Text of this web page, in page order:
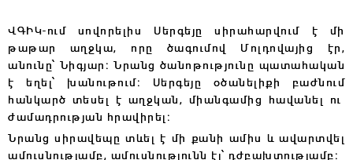
ՎԳԻԿ-ում սովորելիս Սերգեյը սիրահարվում է մի
թաթար աղջկա, որը ծագումով Մոլդովայից էր,
անունը՝ Նիգյար։ Նրանց ծանոթությունը պատահական
է եղել՝ խանութում։ Սերգեյը օծանելիքի բաժնում
հանկարծ տեսել է աղջկան, միանգամից հավանել ու
ժամադրության հրավիրել։
Նրանց սիրավեպը տևել է մի քանի ամիս և ավարտվել
ամուսնությամբ, ամուսնությունն էլ՝ դժբախտությամբ։